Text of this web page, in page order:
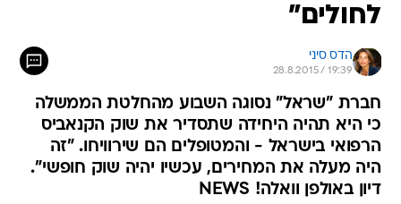
לחולים"
הדס סיני
28.8.2015 / 19:39
חברת "שראל" נסוגה השבוע מהחלטת הממשלה
כי היא תהיה היחידה שתסדיר את שוק הקנאביס
הרפואי בישראל - והמטופלים הם שירוויחו. "זה
היה מעלה את המחירים, עכשיו יהיה שוק חופשי".
דיון באולפן וואלה! NEWS